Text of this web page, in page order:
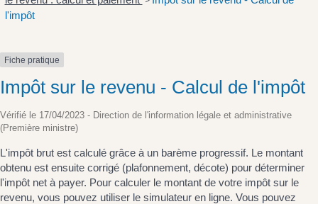
l'impôt
Fiche pratique
Impôt sur le revenu - Calcul de l'impôt
Vérifié le 17/04/2023 - Direction de l'information légale et administrative
(Première ministre)
L'impôt brut est calculé grâce à un barème progressif. Le montant
obtenu est ensuite corrigé (plafonnement, décote) pour déterminer
l'impôt net à payer. Pour calculer le montant de votre impôt sur le
revenu, vous pouvez utiliser le simulateur en ligne. Vous pouvez